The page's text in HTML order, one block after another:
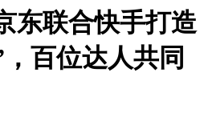
东联合快手打造
百位达人共同